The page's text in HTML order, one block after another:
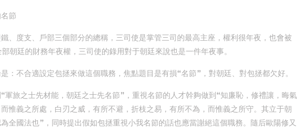
節
、度支、戶部三個部分的總稱，三司使是掌管三司的最高主座，權利很年夜，也會被
朝廷的財務年夜權，三司使的錄用對于朝廷來說也是一件年夜事。
：不合適設定包拯來做這個職務，焦點題目是有損“名節”，對朝廷、對包拯都欠好。
軍旅之士先材能，朝廷之士先名節”，重視名節的人才幹夠做到“知廉恥，修禮讓，晦氣
惟義之所處，白刃之威，有所不避，折枝之易，有所不為，而惟義之所守。其立于朝
全國法也”，同時提出假如包拯重視小我名節的話也應當謝絕這個職務。隨后歐陽修又